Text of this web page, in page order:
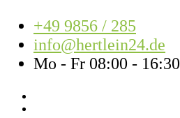
+49 9856 / 285
info@hertlein24.de
Mo - Fr 08:00 - 16:30